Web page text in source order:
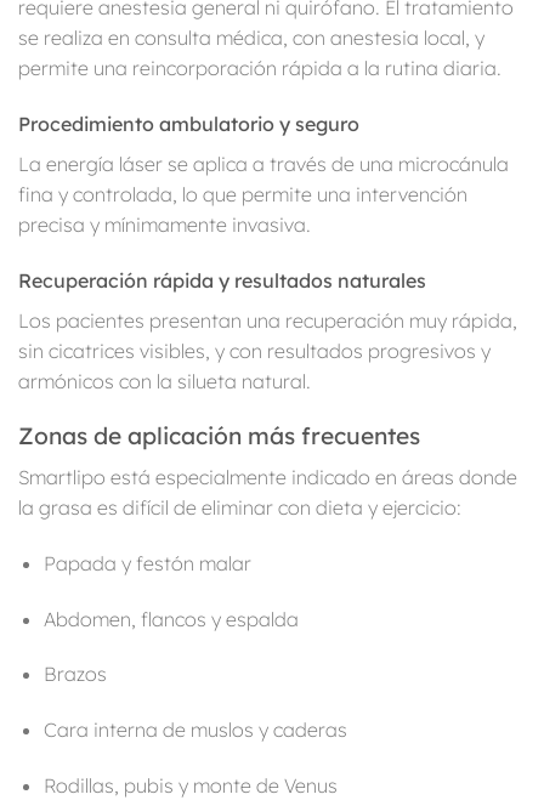
requiere anestesia general ni quirófano. El tratamiento
se realiza en consulta médica, con anestesia local, y
permite una reincorporación rápida a la rutina diaria.
Procedimiento ambulatorio y seguro
La energía láser se aplica a través de una microcánula
fina y controlada, lo que permite una intervención
precisa y mínimamente invasiva.
Recuperación rápida y resultados naturales
Los pacientes presentan una recuperación muy rápida,
sin cicatrices visibles, y con resultados progresivos y
armónicos con la silueta natural.
Zonas de aplicación más frecuentes
Smartlipo está especialmente indicado en áreas donde
la grasa es difícil de eliminar con dieta y ejercicio:
Papada y festón malar
Abdomen, flancos y espalda
Brazos
Cara interna de muslos y caderas
Rodillas, pubis y monte de Venus